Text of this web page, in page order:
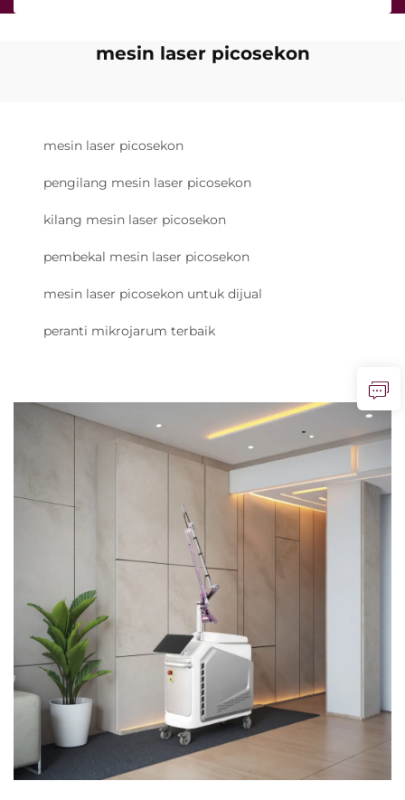
mesin laser picosekon
mesin laser picosekon
pengilang mesin laser picosekon
kilang mesin laser picosekon
pembekal mesin laser picosekon
mesin laser picosekon untuk dijual
peranti mikrojarum terbaik